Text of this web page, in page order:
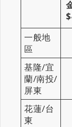
一般地
區
基隆/宜
蘭/南投/
屏東
花蓮/台
東